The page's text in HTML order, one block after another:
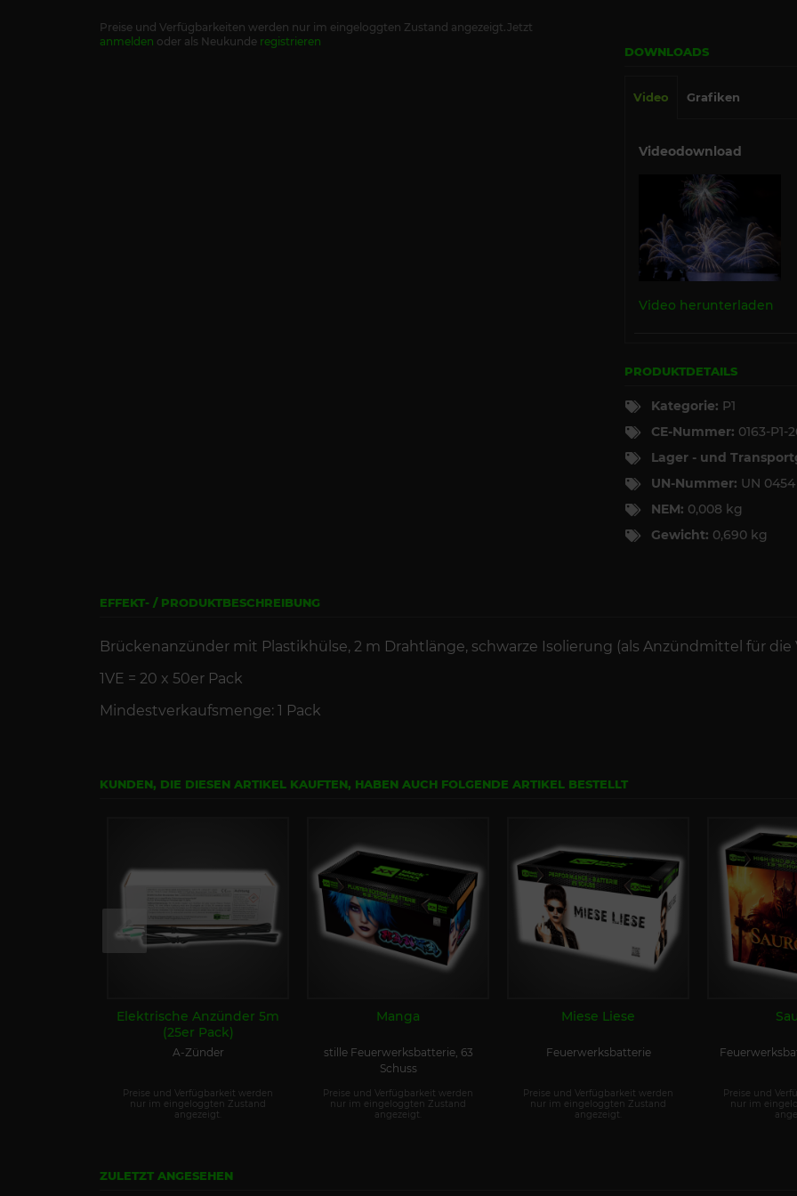
Preise und Verfügbarkeiten werden nur im eingeloggten Zustand angezeigt.Jetzt
anmelden oder als Neukunde registrieren
DOWNLOADS
Video Grafiken
Videodownload
Video herunterladen
PRODUKTDETAILS
Kategorie: P1
CE-Nummer: 0163-P1-
Lager - und
UN-Nummer: UN
NEM: 0,008 kg
Gewicht: 0,690 kg
EFFEKT- / PRODUKTBESCHREIBUNG
Brückenanzünder mit Plastikhülse, 2 m Drahtlänge, schwarze Isolierung (als Anzündmittel für
1VE = 20 x 50er Pack
Mindestverkaufsmenge: 1 Pack
KUNDEN, DIE DIESEN ARTIKEL KAUFTEN, HABEN AUCH FOLGENDE ARTIKEL BESTELLT
Elektrische Anzünder 5m
(25er Pack)
A-Zünder
Preise und Verfügbarkeit werden
nur im eingeloggten Zustand
angezeigt.
Manga
stille Feuerwerksbatterie, 63
Schuss
Preise und Verfügbarkeit werden
nur im eingeloggten Zustand
angezeigt.
Miese Liese
Feuerwerksbatterie
Preise und Verfügbarkeit werden
nur im eingeloggten Zustand
angezeigt.
Preise und
nur im
ZULETZT ANGESEHEN